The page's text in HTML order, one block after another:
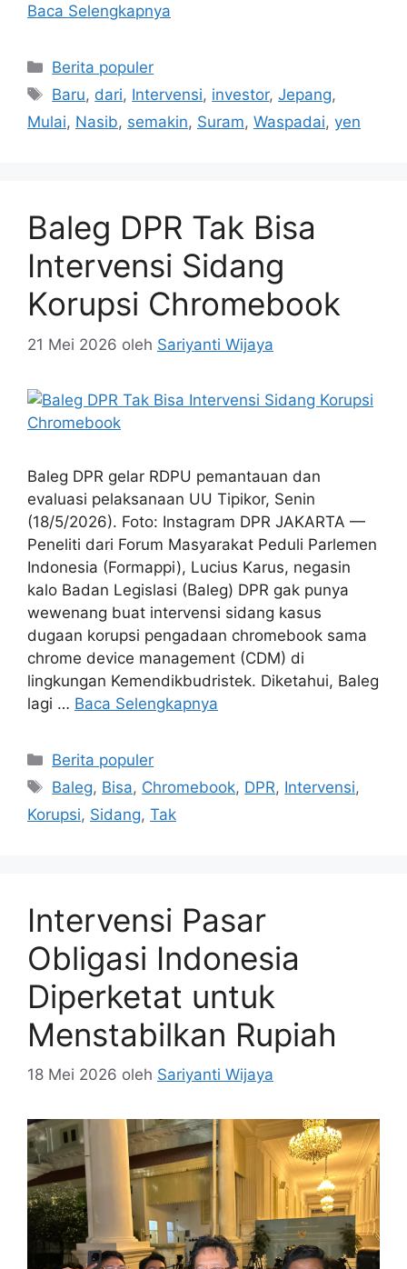
Baca Selengkapnya
Kategori
Berita populer
Tag
Baru, dari, Intervensi, investor,Jepang,
Mulai, Nasib, semakin, Suram, Waspadai, yen
Baleg DPR Tak Bisa
Intervensi Sidang
Korupsi Chromebook
21 Mei 2026 oleh Sariyanti Wijaya
Baleg DPR gelar RDPU pemantauan dan
evaluasi pelaksanaan UU Tipikor, Senin
(18/5/2026). Foto: Instagram DPR JAKARTA —
Peneliti dari Forum Masyarakat Peduli Parlemen
Indonesia (Formappi), Lucius Karus, negasin
kalo Badan Legislasi (Baleg) DPR gak punya
wewenang buat intervensi sidang kasus
dugaan korupsi pengadaan chromebook sama
chrome device management (CDM) di
lingkungan Kemendikbudristek. Diketahui, Baleg
lagi … Baca Selengkapnya
Kategori
Berita populer
Tag
Baleg, Bisa, Chromebook, DPR, Intervensi,
Korupsi, Sidang, Tak
Intervensi Pasar
Obligasi Indonesia
Diperketat untuk
Menstabilkan Rupiah
18 Mei 2026 oleh Sariyanti Wijaya